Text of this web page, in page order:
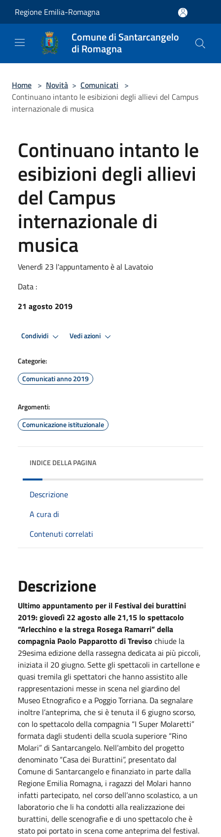
Regione Emilia-Romagna
Comune di Santarcangelo
di Romagna
Home > Novità > Comunicati >
Continuano intanto le esibizioni degli allievi del Campus
internazionale di musica
Continuano intanto le
esibizioni degli allievi
del Campus
internazionale di
musica
Venerdì 23 l'appuntamento è al Lavatoio
Data :
21 agosto 2019
Condividi Vedi azioni
Categorie:
Comunicati anno 2019
Argomenti:
Comunicazione istituzionale
INDICE DELLA PAGINA
Descrizione
A cura di
Contenuti correlati
Descrizione
Ultimo appuntamento per il Festival dei burattini
2019: giovedì 22 agosto alle 21,15 lo spettacolo
“Arlecchino e la strega Rosega Ramarri” della
compagnia Paolo Papparotto di Treviso chiude la
29esima edizione della rassegna dedicata ai più piccoli,
iniziata il 20 giugno. Sette gli spettacoli in cartellone e
quasi tremila gli spettatori che hanno assistito alle
rappresentazioni messe in scena nel giardino del
Museo Etnografico e a Poggio Torriana. Da segnalare
inoltre l’anteprima, che si è tenuta il 6 giugno scorso,
con lo spettacolo della compagnia “I Super Molaretti”
formata dagli studenti della scuola superiore “Rino
Molari” di Santarcangelo. Nell’ambito del progetto
denominato “Casa dei Burattini”, presentato dal
Comune di Santarcangelo e finanziato in parte dalla
Regione Emilia Romagna, i ragazzi del Molari hanno
infatti partecipato, nel corso dell’anno scolastico, a un
laboratorio che li ha condotti alla realizzazione dei
burattini, delle scenografie e di uno spettacolo che è
stato poi portato in scena come anteprima del festival.